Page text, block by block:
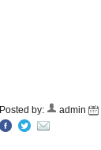
Posted by: admin